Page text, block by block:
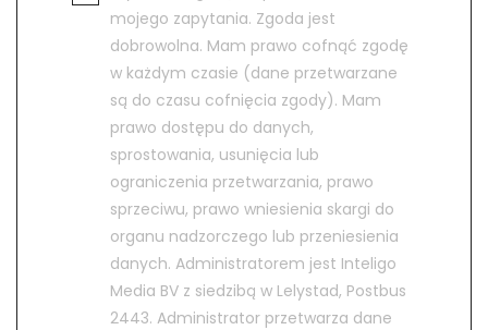
mojego zapytania. Zgoda jest
dobrowolna. Mam prawo cofnąć zgodę
w każdym czasie (dane przetwarzane
są do czasu cofnięcia zgody). Mam
prawo dostępu do danych,
sprostowania, usunięcia lub
ograniczenia przetwarzania, prawo
sprzeciwu, prawo wniesienia skargi do
organu nadzorczego lub przeniesienia
danych. Administratorem jest Inteligo
Media BV z siedzibą w Lelystad, Postbus
2443. Administrator przetwarza dane